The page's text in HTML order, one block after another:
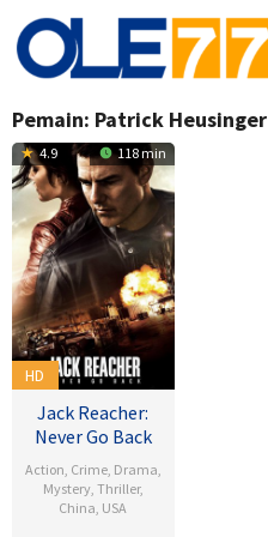
Loncat
ke
konten
Pemain: Patrick Heusinger
4.9 118 min
HD
Jack Reacher:
Never Go Back
Action Crime, Drama
Mystery, Thriller,
China USA